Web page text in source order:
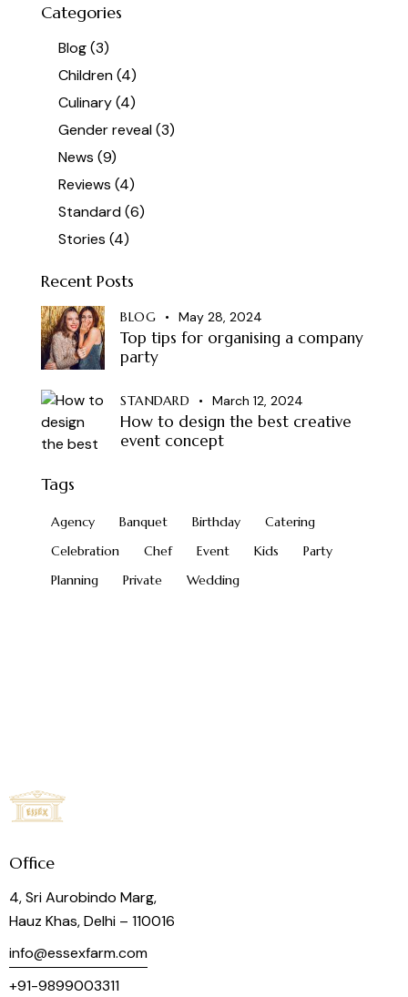
Categories
Blog(3)
Children(4)
Culinary(4)
Gender reveal(3)
News (9)
Reviews (4)
Standard(6)
Stories (4)
Recent Posts
BLOG May 28, 2024
Top tips for organising a company
party
STANDARD March 12, 2024
How to design the best creative
event concept
Tags
Agency Banquet Birthday
Catering
Celebration
Chef Event Kids
Party
Planning
Private Wedding
Office
4, Sri Aurobindo Marg,
Hauz Khas, Delhi – 110016
info@essexfarm.com
+91-9899003311